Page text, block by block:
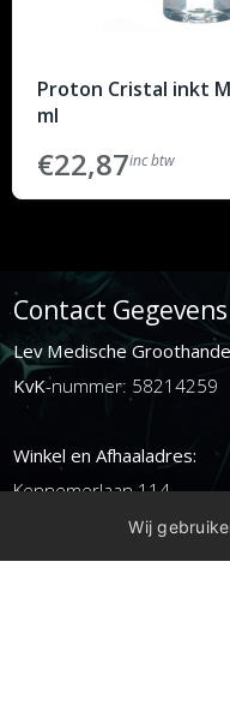
Proton Cristal inkt
ml
€22,87inc btw
Contact Gegevens
Lev Medische
KvK-nummer: 58214259
Winkel en Afhaaladres:
Kennemerlaan 114
1972ER ijmuiden
Wij